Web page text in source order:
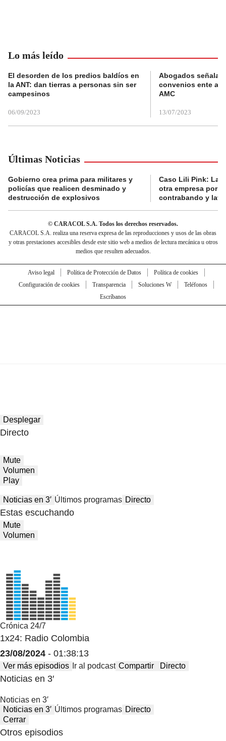
Lo más leído
El desorden de los predios baldíos en
la ANT: dan tierras a personas sin ser
campesinos
06/09/2023
Abogados
convenios ente
AMC
13/07/2023
Últimas Noticias
Gobierno crea prima para militares y
policías que realicen desminado y
destrucción de explosivos
Caso Lili Pink: La
otra empresa por
contrabando y
© CARACOL S.A. Todos los derechos reservados.
CARACOL S.A. realiza una reserva expresa de las reproducciones y usos de las obras
y otras prestaciones accesibles desde este sitio web a medios de lectura mecánica u otros
medios que resulten adecuados.
Aviso legal Política de Protección de Datos
Política de cookies
Configuración de cookies
Transparencia Soluciones W
Teléfonos
Escríbanos
Desplegar
Directo
Mute
Volumen
Play
Noticias en 3′ Últimos programas Directo
Estas escuchando
Mute
Volumen
Crónica 24/7
1x24: Radio Colombia
23/08/2024 - 01:38:13
Ver más episodios Ir al podcast Compartir Directo
Noticias en 3′
Noticias en 3′
Noticias en 3′ Últimos programas Directo
Cerrar
Otros episodios